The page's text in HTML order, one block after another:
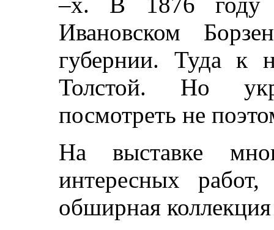
Ивановском
губернии. Туда к
Толстой. Но
посмотреть не
На выставке
интересных
обширная